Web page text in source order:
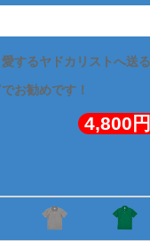
するヤドカリストへ送
4,800円